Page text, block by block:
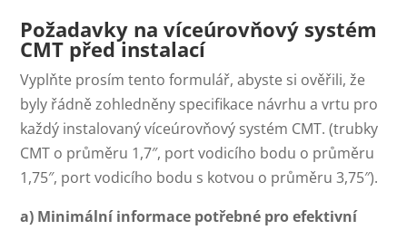
Požadavky na víceúrovňový systém
CMT před instalací
Vyplňte prosím tento formulář, abyste si ověřili, že
byly řádně zohledněny specifikace návrhu a vrtu pro
každý instalovaný víceúrovňový systém CMT. (trubky
CMT o průměru 1,7″, port vodicího bodu o průměru
1,75″, port vodicího bodu s kotvou o průměru 3,75″).
a) Minimální informace potřebné pro efektivní